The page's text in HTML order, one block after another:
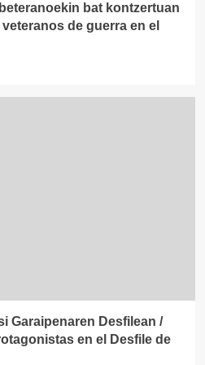
bat kontzertuan
de guerra en el
Garaipenaren Desfilean /
en el Desfile de